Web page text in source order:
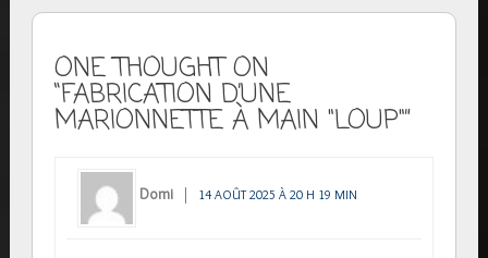
ONE THOUGHT ON
“FABRICATION D’UNE
MARIONNETTE À MAIN "LOUP"”
Domi 14 AOÛT 2025 À 20 H 19 MIN